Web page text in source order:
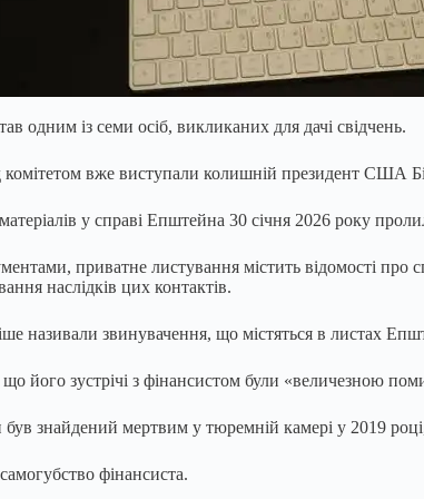
одним із семи осіб, викликаних для дачі свідчень.
вже виступали колишній президент США
у справі Епштейна 30 січня 2026 року
приватне листування містить відомості про
наслідків цих контактів.
називали звинувачення, що містяться в листах
його зустрічі з фінансистом були «величезною
знайдений мертвим у тюремній камері у 2019 році,
фінансиста.